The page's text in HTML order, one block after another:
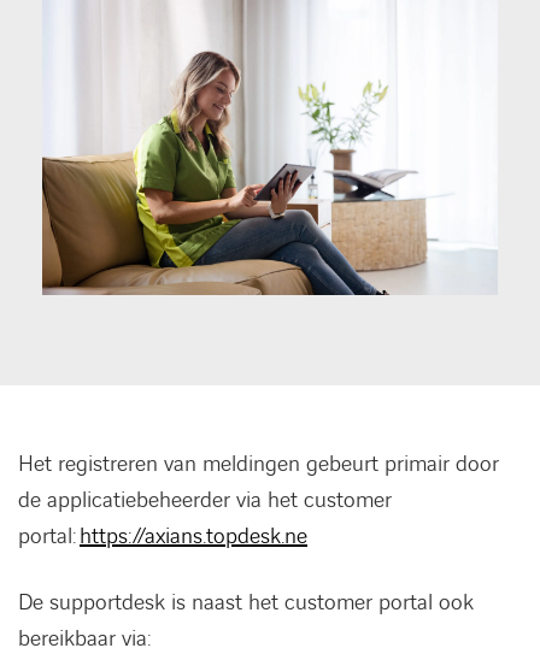
Het registreren van meldingen gebeurt primair door
de applicatiebeheerder via het customer
portal:https://axians.topdesk.ne
De supportdesk is naast het customer portal ook
bereikbaar via: